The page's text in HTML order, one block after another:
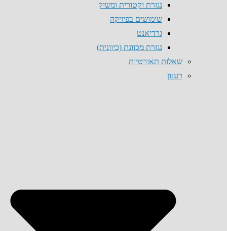
נגזרת וקטורית ומשיק
שימושים בפיזיקה
גרדיאנט
נגזרת מכוונת (כיוונית)
שאלות תאורטיות
רענון